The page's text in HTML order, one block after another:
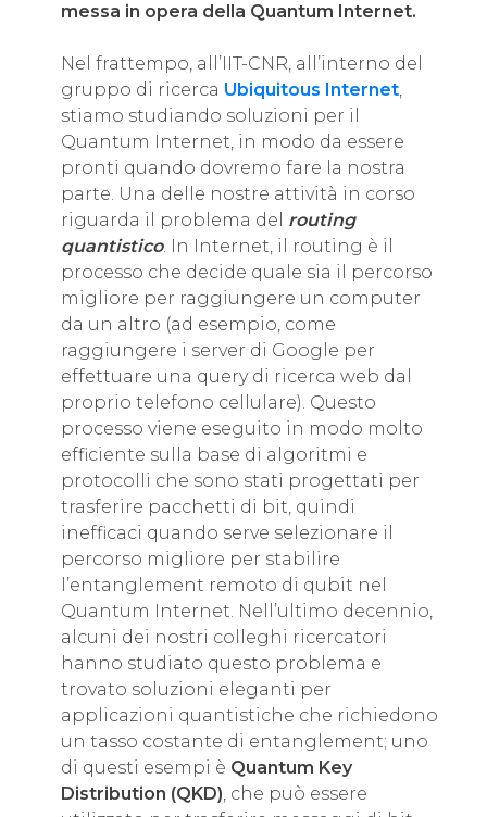
messa in opera della Quantum Internet.
Nel frattempo, all’IIT-CNR, all’interno del
gruppo di ricerca Ubiquitous Internet,
stiamo studiando soluzioni per il
Quantum Internet, in modo da essere
pronti quando dovremo fare la nostra
parte. Una delle nostre attività in corso
riguarda il problema del routing
quantistico. In Internet, il routing è il
processo che decide quale sia il percorso
migliore per raggiungere un computer
da un altro (ad esempio, come
raggiungere i server di Google per
effettuare una query di ricerca web dal
proprio telefono cellulare). Questo
processo viene eseguito in modo molto
efficiente sulla base di algoritmi e
protocolli che sono stati progettati per
trasferire pacchetti di bit, quindi
inefficaci quando serve selezionare il
percorso migliore per stabilire
l’entanglement remoto di qubit nel
Quantum Internet. Nell’ultimo decennio,
alcuni dei nostri colleghi ricercatori
hanno studiato questo problema e
trovato soluzioni eleganti per
applicazioni quantistiche che richiedono
un tasso costante di entanglement; uno
di questi esempi è Quantum Key
Distribution (QKD), che può essere